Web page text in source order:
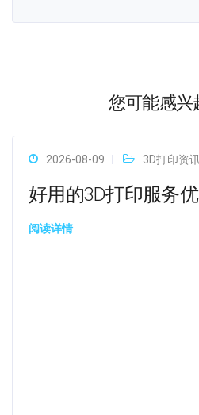
您可能感兴
2026-08-09 3D打印资
好用的3D打印服务
阅读详情